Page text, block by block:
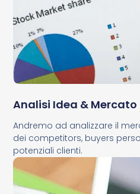
Analisi Idea & Mercato
Andremo ad analizzare il
dei competitors, buyers
potenziali clienti.